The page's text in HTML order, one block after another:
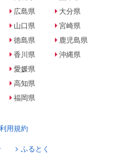
広島県
山口県
徳島県
香川県
愛媛県
高知県
福岡県
大分県
宮崎県
鹿児島県
沖縄県
用規約
ふるとく